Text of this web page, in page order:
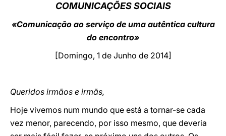
COMUNICAÇÕES SOCIAIS
«Comunicação ao serviço de uma autêntica cultura
do encontro»
[Domingo, 1 de Junho de 2014]
Queridos irmãos e irmãs,
Hoje vivemos num mundo que está a tornar-se cada
vez menor, parecendo, por isso mesmo, que deveria